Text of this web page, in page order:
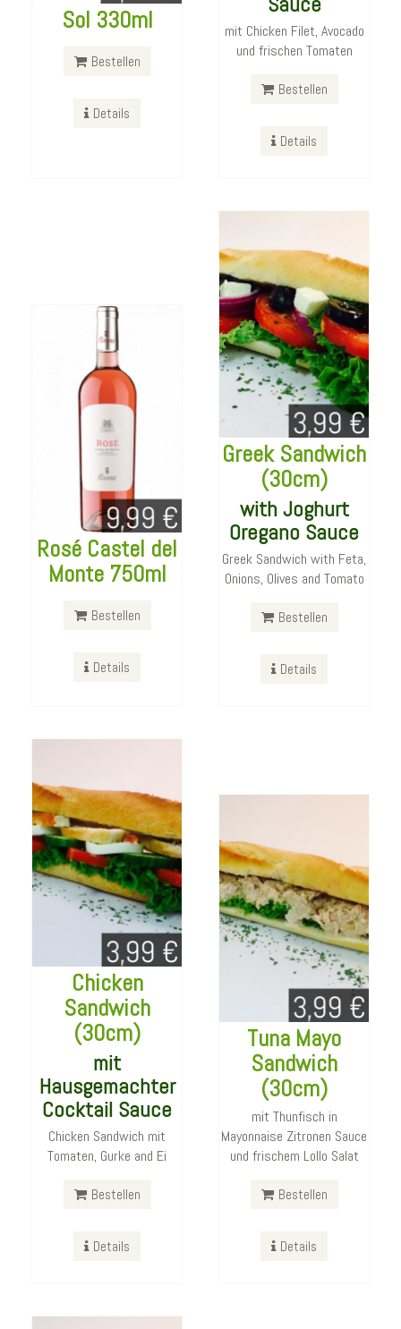
Sol 330ml
Bestellen
Details
mit Chicken Filet, Avocado
und frischen Tomaten
Bestellen
Details
Rosé Castel del
Monte 750ml
Bestellen
Details
Greek Sandwich
(30cm)
with Joghurt
Oregano Sauce
Greek Sandwich with Feta,
Onions, Olives and Tomato
Bestellen
Details
with Joghurt
Oregano Sauce
Onions, Olives and Tomato
Chicken
Sandwich
(30cm)
mit
Hausgemachter
Cocktail Sauce
Chicken Sandwich mit
Tomaten, Gurke and Ei
Bestellen
Details
Chicken
Sandwich
(30cm)
mit
Hausgemachter
Cocktail Sauce
Tomaten, Gurke and Ei
Tuna Mayo
Sandwich
(30cm)
mit Thunfisch in
Mayonnaise Zitronen Sauce
und frischem Lollo Salat
Bestellen
Details
Tuna Mayo
Sandwich
mit Thunfisch in
und frischem Lollo Salat
Chicken
Frischkäse
Sandwich
(30cm)
mit Huehnchenbrustfilet,
Frischkaese, Gurke und
Lollo Salat
Spaghetti
3portionen-380g